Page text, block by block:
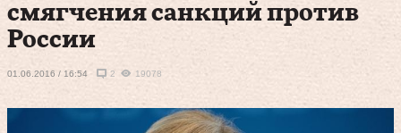
смягчения санкций против
России
01.06.2016 / 16:54 2 19078